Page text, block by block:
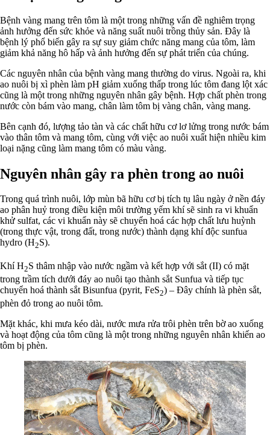
Bệnh vàng mang trên tôm là một trong những vấn đề nghiêm trọng
ảnh hưởng đến sức khỏe và năng suất nuôi trồng thủy sản. Đây là
bệnh lý phổ biến gây ra sự suy giảm chức năng mang của tôm, làm
giảm khả năng hô hấp và ảnh hưởng đến sự phát triển của chúng.
Các nguyên nhân của bệnh vàng mang thường do virus. Ngoài ra, khi
ao nuôi bị xì phèn làm pH giảm xuống thấp trong lúc tôm đang lột xác
cũng là một trong những nguyên nhân gây bệnh. Hợp chất phèn trong
nước còn bám vào mang, chân làm tôm bị vàng chân, vàng mang.
Bên cạnh đó, lượng tảo tàn và các chất hữu cơ lơ lửng trong nước bám
vào thân tôm và mang tôm, cùng với việc ao nuôi xuất hiện nhiều kim
loại nặng cũng làm mang tôm có màu vàng.
Nguyên nhân gây ra phèn trong ao nuôi
Trong quá trình nuôi, lớp mùn bã hữu cơ bị tích tụ lâu ngày ở nền đáy
ao phân huỷ trong điều kiện môi trường yếm khí sẽ sinh ra vi khuẩn
khử sulfat, các vi khuẩn này sẽ chuyển hoá các hợp chất lưu huỳnh
(trong thực vật, trong đất, trong nước) thành dạng khí độc sunfua
hydro (H2S).
Khí H2S thâm nhập vào nước ngầm và kết hợp với sắt (II) có mặt
trong trầm tích dưới đáy ao nuôi tạo thành sắt Sunfua và tiếp tục
chuyển hoá thành sắt Bisunfua (pyrit, FeS2) – Đây chính là phèn sắt,
phèn đỏ trong ao nuôi tôm.
Mặt khác, khi mưa kéo dài, nước mưa rửa trôi phèn trên bờ ao xuống
và hoạt động của tôm cũng là một trong những nguyên nhân khiến ao
tôm bị phèn.